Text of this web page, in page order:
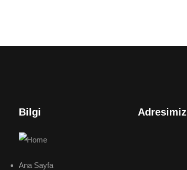
Bilgi
Ana Sayfa
Adresimiz